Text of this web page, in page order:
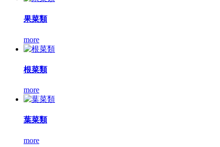
果菜類
more
根菜類
more
葉菜類
more